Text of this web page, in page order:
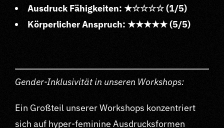
Ausdruck Fähigkeiten: ★☆☆☆☆ (1/5)
Körperlicher Anspruch: ★★★★★ (5/5)
Gender-Inklusivität in unseren Workshops:
Ein Großteil unserer Workshops konzentriert
sich auf hyper-feminine Ausdrucksformen